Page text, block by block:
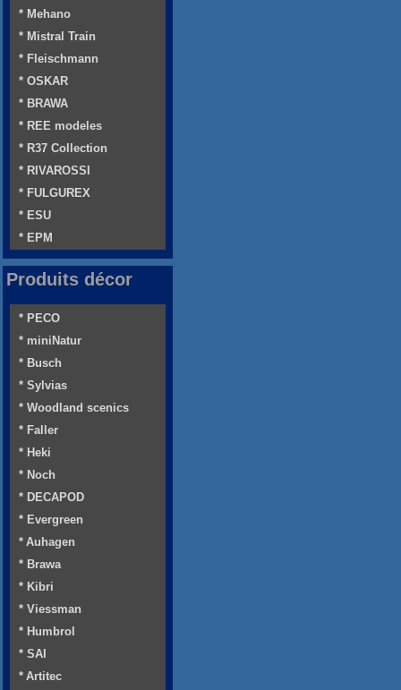
* Mehano
* Mistral Train
* Fleischmann
* OSKAR
* BRAWA
* REE modeles
* R37 Collection
* RIVAROSSI
* FULGUREX
* ESU
* EPM
Produits décor
* PECO
* miniNatur
* Busch
* Sylvias
* Woodland scenics
* Faller
* Heki
* Noch
* DECAPOD
* Evergreen
* Auhagen
* Brawa
* Kibri
* Viessman
* Humbrol
* SAI
* Artitec